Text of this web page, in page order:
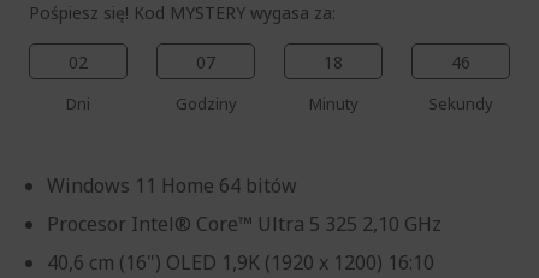
Pośpiesz się! Kod MYSTERY wygasa za:
02
Dni
07
Godziny
18
Minuty
44
Sekundy
Windows 11 Home 64 bitów
Procesor Intel® Core™ Ultra 5 325 2,10 GHz
40,6 cm (16") OLED 1,9K (1920 x 1200) 16:10